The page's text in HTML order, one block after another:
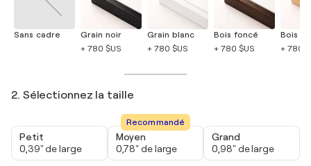
Sans cadre
Grain noir
+ 780 $US
Grain blanc
+ 780 $US
Bois foncé
+ 780 $US
Bois
+ 780
2. Sélectionnez la taille
Petit
0,39" de large
Recommandé
Moyen
0,78" de large
Grand
0,98" de large